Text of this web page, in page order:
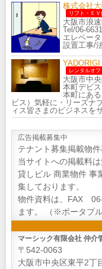
株式会社
リフト・ＥＶ
大阪市浪
Tel/06-
エレベー
設置工事/
レンタルオフ
大阪市中
本町デビ
本町にあ
ビス）気軽に・リーズナ
ィス皆さまのビジネスを
広告掲載募集中
テナント募集掲載物件
当サイトへの掲載料
貸しビル 商業物件 事
集しております。
物件資料は、FAX
ます。 （※ポータプ
マーシック有限会社 仲介
〒542-0063
大阪市中央区東平2丁